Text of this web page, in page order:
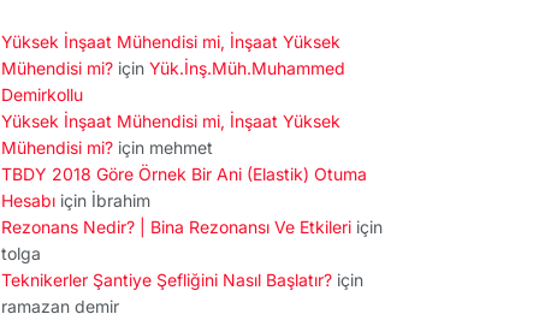
Yüksek İnşaat Mühendisi mi, İnşaat Yüksek
Mühendisi mi? için Yük.İnş.Müh.Muhammed
Demirkollu
Yüksek İnşaat Mühendisi mi, İnşaat Yüksek
Mühendisi mi? için mehmet
TBDY 2018 Göre Örnek Bir Ani (Elastik) Otuma
Hesabı için İbrahim
Rezonans Nedir? | Bina Rezonansı Ve Etkileri için
tolga
Teknikerler Şantiye Şefliğini Nasıl Başlatır? için
ramazan demir